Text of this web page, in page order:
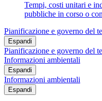
Tempi, costi unitari e
pubbliche in corso o
Pianificazione e governo del
Espandi
Pianificazione e governo del
Informazioni ambientali
Espandi
Informazioni ambientali
Espandi